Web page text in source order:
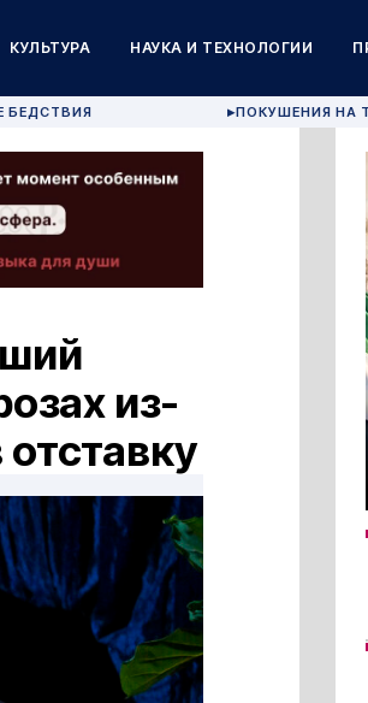
КУЛЬТУРА НАУКА И ТЕХНОЛОГИИ
БЕДСТВИЯ ▶ПОКУШЕНИЯ НА
из-